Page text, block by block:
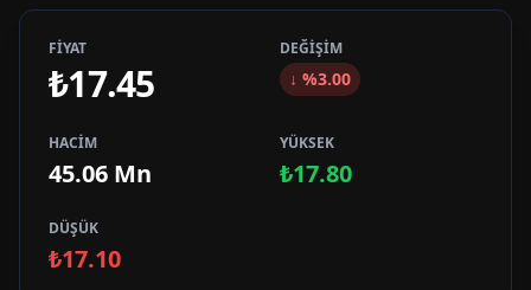
FİYAT
₺17.45
DEĞİŞİM
↓ %3.00
HACİM
45.06 Mn
YÜKSEK
₺17.80
DÜŞÜK
₺17.10